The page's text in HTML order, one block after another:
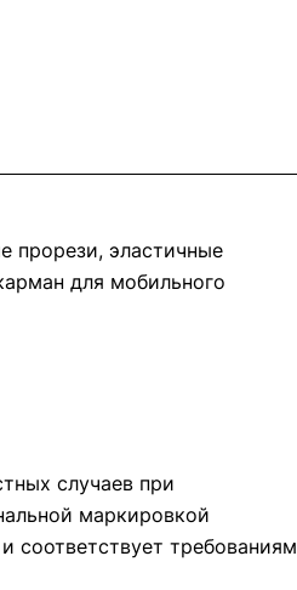
прорези, эластичные
для мобильного
случаев при
маркировкой
соответствует требованиям